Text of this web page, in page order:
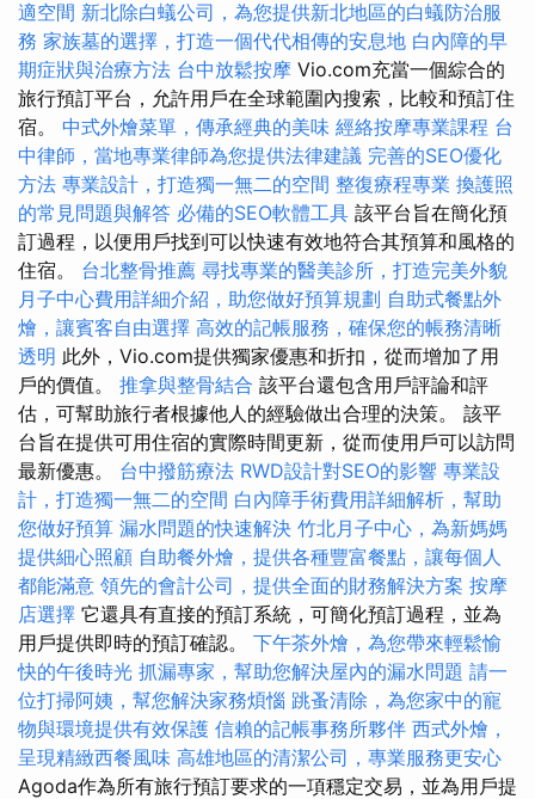
適空間 新北除白蟻公司，為您提供新北地區的白蟻防治服
務 家族墓的選擇，打造一個代代相傳的安息地 白內障的早
期症狀與治療方法 台中放鬆按摩 Vio.com充當一個綜合的
旅行預訂平台，允許用戶在全球範圍內搜索，比較和預訂住
宿。 中式外燴菜單，傳承經典的美味 經絡按摩專業課程 台
中律師，當地專業律師為您提供法律建議 完善的SEO優化
方法 專業設計，打造獨一無二的空間 整復療程專業 換護照
的常見問題與解答 必備的SEO軟體工具 該平台旨在簡化預
訂過程，以便用戶找到可以快速有效地符合其預算和風格的
住宿。 台北整骨推薦 尋找專業的醫美診所，打造完美外貌
月子中心費用詳細介紹，助您做好預算規劃 自助式餐點外
燴，讓賓客自由選擇 高效的記帳服務，確保您的帳務清晰
透明 此外，Vio.com提供獨家優惠和折扣，從而增加了用
戶的價值。 推拿與整骨結合 該平台還包含用戶評論和評
估，可幫助旅行者根據他人的經驗做出合理的決策。 該平
台旨在提供可用住宿的實際時間更新，從而使用戶可以訪問
最新優惠。 台中撥筋療法 RWD設計對SEO的影響 專業設
計，打造獨一無二的空間 白內障手術費用詳細解析，幫助
您做好預算 漏水問題的快速解決 竹北月子中心，為新媽媽
提供細心照顧 自助餐外燴，提供各種豐富餐點，讓每個人
都能滿意 領先的會計公司，提供全面的財務解決方案 按摩
店選擇 它還具有直接的預訂系統，可簡化預訂過程，並為
用戶提供即時的預訂確認。 下午茶外燴，為您帶來輕鬆愉
快的午後時光 抓漏專家，幫助您解決屋內的漏水問題 請一
位打掃阿姨，幫您解決家務煩惱 跳蚤清除，為您家中的寵
物與環境提供有效保護 信賴的記帳事務所夥伴 西式外燴，
呈現精緻西餐風味 高雄地區的清潔公司，專業服務更安心
Agoda作為所有旅行預訂要求的一項穩定交易，並為用戶提